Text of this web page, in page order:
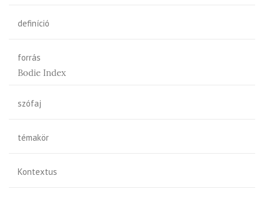
definíció
forrás
Bodie Index
szófaj
témakör
Kontextus